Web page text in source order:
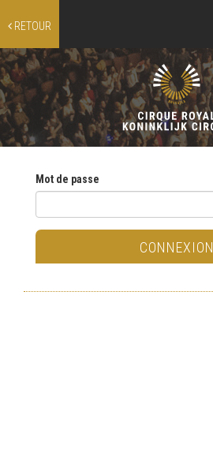
RETOUR
Mot de passe
CONNEXION